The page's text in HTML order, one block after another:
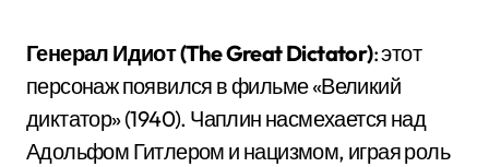
Генерал Идиот (The Great Dictator): этот
персонаж появился в фильме «Великий
диктатор» (1940). Чаплин насмехается над
Адольфом Гитлером и нацизмом, играя роль